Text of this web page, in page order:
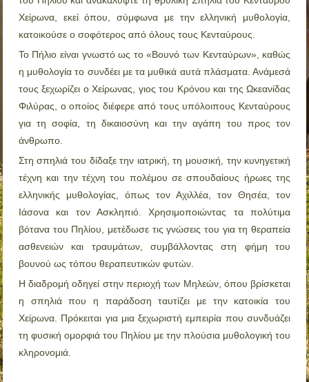
Χείρωνα, εκεί όπου, σύμφωνα με την ελληνική μυθολογία,
κατοικούσε ο σοφότερος από όλους τους Κενταύρους.
Το Πήλιο είναι γνωστό ως το «Βουνό των Κενταύρων», καθώς
η μυθολογία το συνδέει με τα μυθικά αυτά πλάσματα. Ανάμεσά
τους ξεχωρίζει ο Χείρωνας, γιος του Κρόνου και της Ωκεανίδας
Φιλύρας, ο οποίος διέφερε από τους υπόλοιπους Κενταύρους
για τη σοφία, τη δικαιοσύνη και την αγάπη του προς τον
άνθρωπο.
Στη σπηλιά του δίδαξε την ιατρική, τη μουσική, την κυνηγετική
τέχνη και την τέχνη του πολέμου σε σπουδαίους ήρωες της
ελληνικής μυθολογίας, όπως τον Αχιλλέα, τον Θησέα, τον
Ιάσονα και τον Ασκληπιό. Χρησιμοποιώντας τα πολύτιμα
βότανα του Πηλίου, μετέδωσε τις γνώσεις του για τη θεραπεία
ασθενειών και τραυμάτων, συμβάλλοντας στη φήμη του
βουνού ως τόπου θεραπευτικών φυτών.
Η διαδρομή οδηγεί στην περιοχή των Μηλεών, όπου βρίσκεται
η σπηλιά που η παράδοση ταυτίζει με την κατοικία του
Χείρωνα. Πρόκειται για μια ξεχωριστή εμπειρία που συνδυάζει
τη φυσική ομορφιά του Πηλίου με την πλούσια μυθολογική του
κληρονομιά.